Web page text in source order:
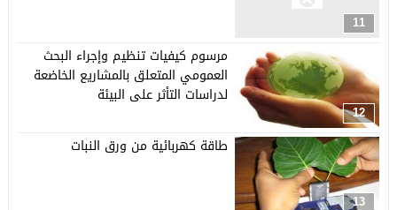
11
12
مرسوم كيفيات تنظيم وإجراء البحث
العمومي المتعلق بالمشاريع الخاضعة
لدراسات التأثر على البيئة
13
طاقة كهربائية من ورق النبات